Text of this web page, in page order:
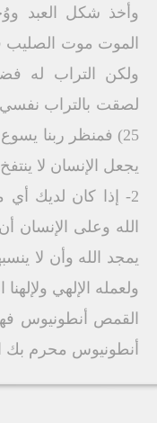
وأخذ شكل العبد
الموت موت الصليب
ولكن التراب له
25) فمنظر ربنا
يجعل الإنسان لا
2- إذا كان لديك
الله وعلى الإنسان
يمجد الله وأن لا
ولعمله الإلهي
القمص أنطونيوس
أنطونيوس محرم بك